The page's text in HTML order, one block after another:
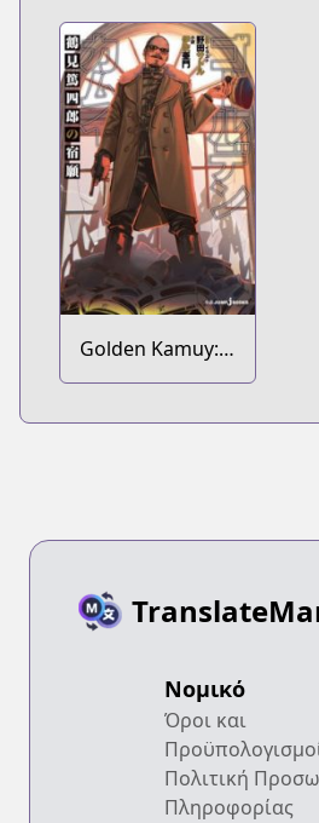
Golden Kamuy:
Tsurumi
Νομικό
Όροι και
Πολιτική
Πληροφορίας